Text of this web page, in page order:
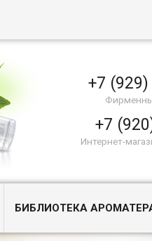
+7
+7
Интернет-
БИБЛИОТЕКА